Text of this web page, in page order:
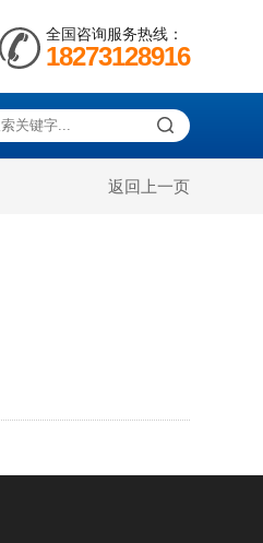
全国咨询服务热线：
18273128916
返回上一页